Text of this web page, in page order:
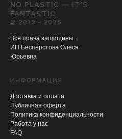
NO PLASTIC — IT’S
FANTASTIC
© 2019 – 2026
Все права защищены.
ИП Беспёрстова Олеся
Юрьевна
ИНФОРМАЦИЯ
Доставка и оплата
Публичная оферта
Политика конфиденциальности
Работа у нас
FAQ